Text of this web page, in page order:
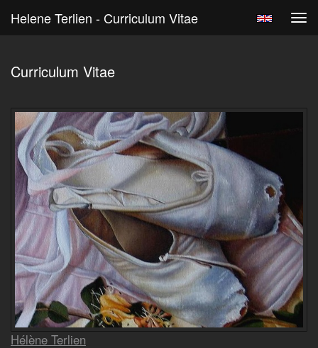
Helene Terlien - Curriculum Vitae
Curriculum Vitae
Hélène Terlien